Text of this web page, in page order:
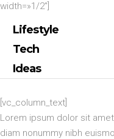
width=»1/2″]
Lifestyle
Tech
Ideas
[vc_column_text]
Lorem ipsum dolor sit
diam nonummy nibh